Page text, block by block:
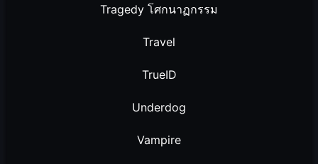
Tragedy โศกนาฏกรรม
Travel
TrueID
Underdog
Vampire